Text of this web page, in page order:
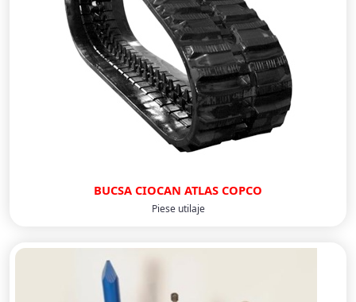
BUCSA CIOCAN ATLAS COPCO
Piese utilaje